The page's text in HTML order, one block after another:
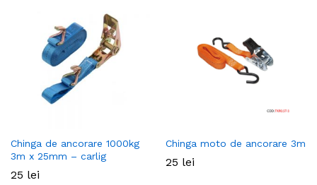
Chinga de ancorare 1000kg
3m x 25mm – carlig
25 lei
Chinga moto de ancorare 3m
25 lei